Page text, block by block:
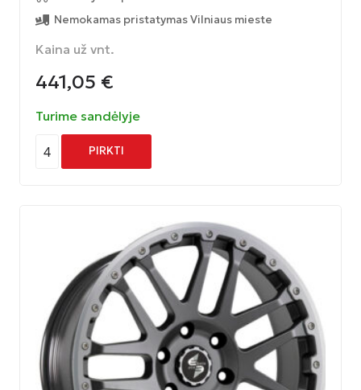
Nemokamas pristatymas Vilniaus mieste
Kaina už vnt.
441,05 €
Turime sandėlyje
4 PIRKTI